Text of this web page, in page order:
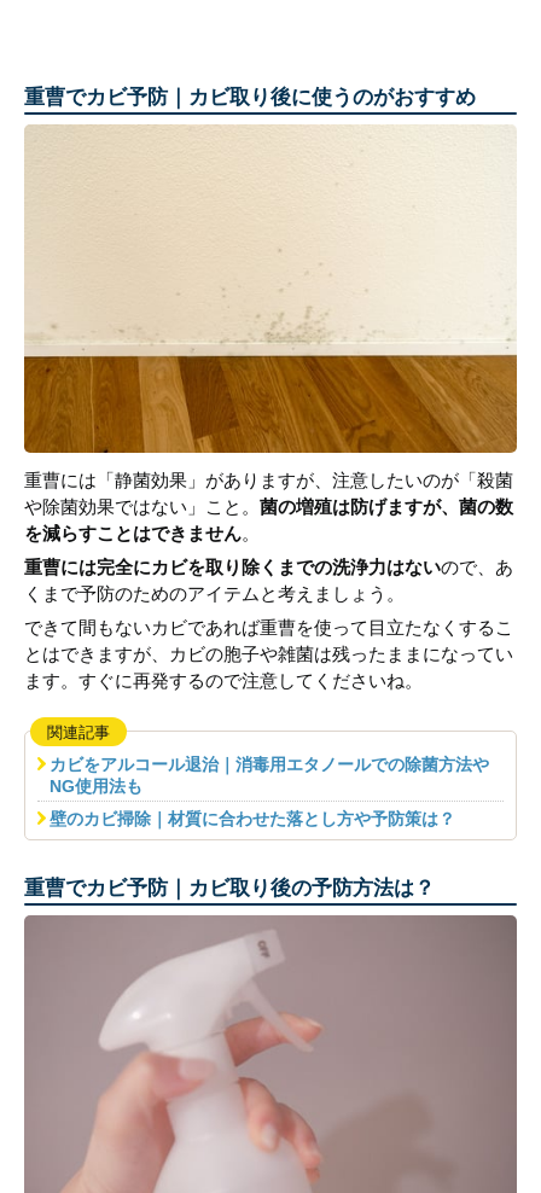
重曹でカビ予防｜カビ取り後に使うのがおすすめ
重曹には「静菌効果」がありますが、注意したいのが「殺菌
や除菌効果ではない」こと。 菌の増殖は防げますが、菌の数
を減らすことはできません。
重曹には完全にカビを取り除くまでの洗浄力はないので、あ
くまで予防のためのアイテムと考えましょう。
できて間もないカビであれば重曹を使って目立たなくするこ
とはできますが、カビの胞子や雑菌は残ったままになってい
ます。すぐに再発するので注意してくださいね。
関連記事
カビをアルコール退治｜消毒用エタノールでの除菌方法や
NG使用法も
壁のカビ掃除｜材質に合わせた落とし方や予防策は？
重曹でカビ予防｜カビ取り後の予防方法は？